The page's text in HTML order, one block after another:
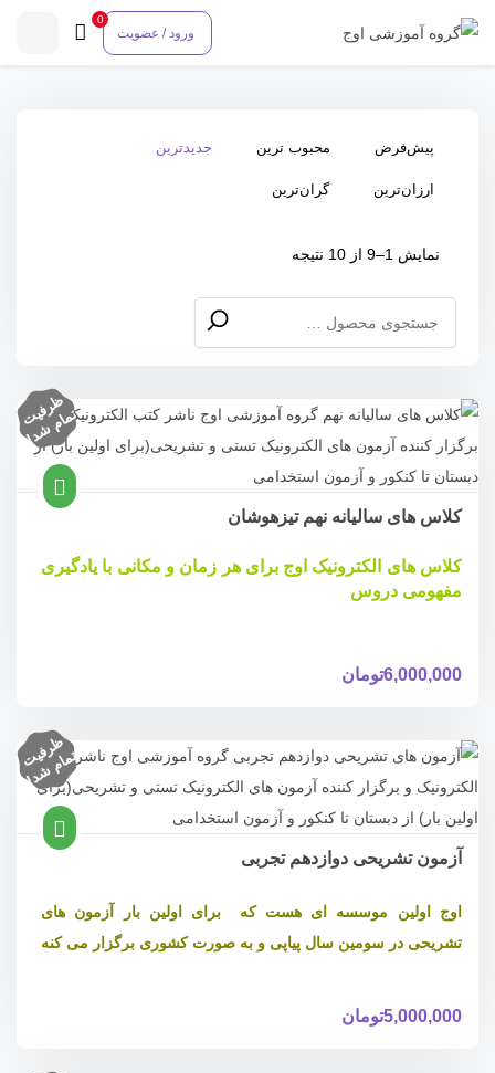
ورود / عضویت
0
پیش‌فرض محبوب ترین جدیدترین
ارزان‌ترین گران‌ترین
نمایش 1–9 از 10 نتیجه
برای:
ظ
ر
ف
یت
تم
ام
ش
د
!
کلاس های سالیانه نهم تیزهوشان
کلاس های الکترونیک اوج برای هر زمان و مکانی با یادگیری
مفهومی دروس
6,000,000تومان
ظ
ر
ف
یت
تم
ام
ش
د
!
آزمون تشریحی دوازدهم تجربی
اوج اولین موسسه ای هست که برای اولین بار آزمون های
تشریحی در سومین سال پیاپی و به صورت کشوری برگزار می کنه
5,000,000تومان